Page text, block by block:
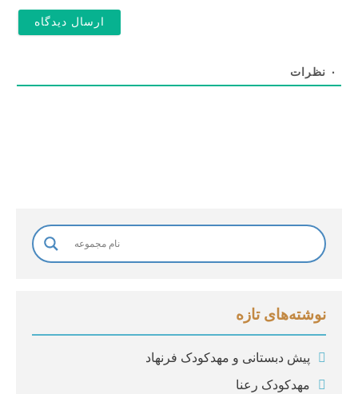
و
۰ نظرات
نوشته‌های تازه
پیش دبستانی و مهدکودک فرنهاد
مهدکودک رعنا